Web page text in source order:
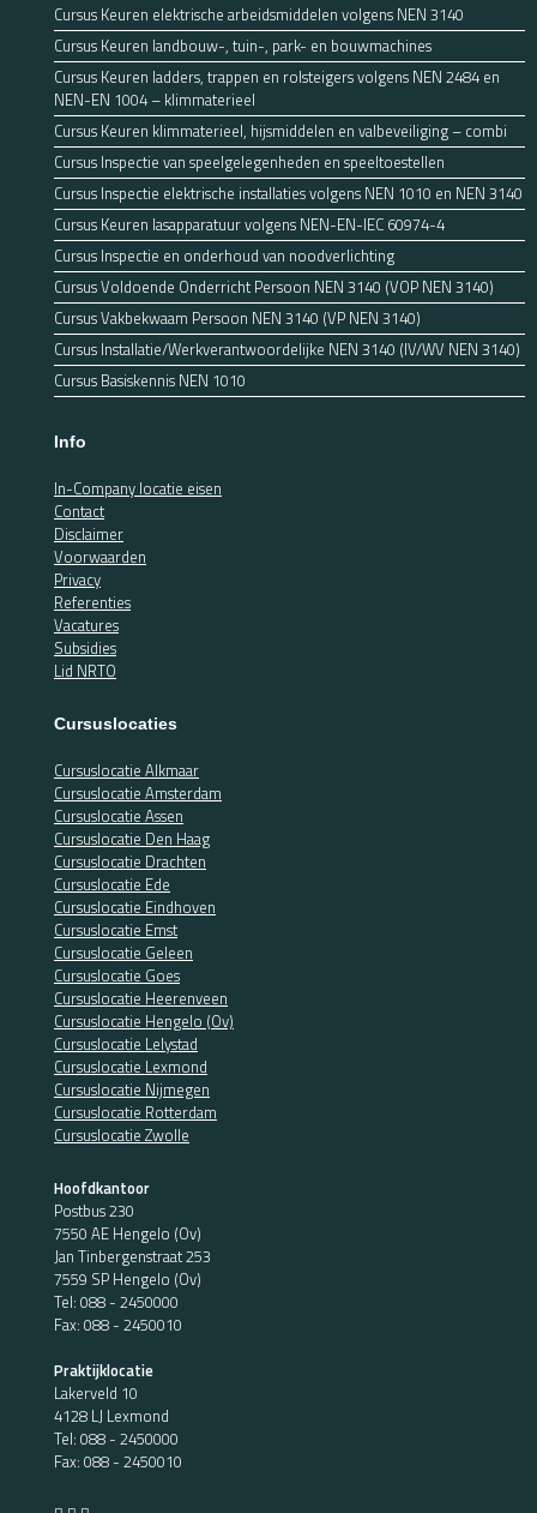
Cursus Keuren elektrische arbeidsmiddelen volgens NEN 3140
Cursus Keuren landbouw-, tuin-, park- en bouwmachines
Cursus Keuren ladders, trappen en rolsteigers volgens NEN 2484 en
NEN-EN 1004 – klimmaterieel
Cursus Keuren klimmaterieel, hijsmiddelen en valbeveiliging – combi
Cursus Inspectie van speelgelegenheden en speeltoestellen
Cursus Inspectie elektrische installaties volgens NEN 1010 en NEN 3140
Cursus Keuren lasapparatuur volgens NEN-EN-IEC 60974-4
Cursus Inspectie en onderhoud van noodverlichting
Cursus Voldoende Onderricht Persoon NEN 3140 (VOP NEN 3140)
Cursus Vakbekwaam Persoon NEN 3140 (VP NEN 3140)
Cursus Installatie/Werkverantwoordelijke NEN 3140 (IV/WV NEN 3140)
Cursus Basiskennis NEN 1010
Info
In-Company locatie eisen
Contact
Disclaimer
Voorwaarden
Privacy
Referenties
Vacatures
Subsidies
Lid NRTO
Cursuslocaties
Cursuslocatie Alkmaar
Cursuslocatie Amsterdam
Cursuslocatie Assen
Cursuslocatie Den Haag
Cursuslocatie Drachten
Cursuslocatie Ede
Cursuslocatie Eindhoven
Cursuslocatie Emst
Cursuslocatie Geleen
Cursuslocatie Goes
Cursuslocatie Heerenveen
Cursuslocatie Hengelo (Ov)
Cursuslocatie Lelystad
Cursuslocatie Lexmond
Cursuslocatie Nijmegen
Cursuslocatie Rotterdam
Cursuslocatie Zwolle
Hoofdkantoor
Postbus 230
7550 AE Hengelo (Ov)
Jan Tinbergenstraat 253
7559 SP Hengelo (Ov)
Tel: 088 - 2450000
Fax: 088 - 2450010
Praktijklocatie
Lakerveld 10
4128 LJ Lexmond
Tel: 088 - 2450000
Fax: 088 - 2450010